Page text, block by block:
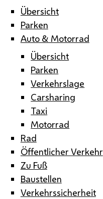
Übersicht
Parken
Auto & Motorrad
Übersicht
Parken
Verkehrslage
Carsharing
Taxi
Motorrad
Rad
Öffentlicher Verkehr
Zu Fuß
Baustellen
Verkehrssicherheit